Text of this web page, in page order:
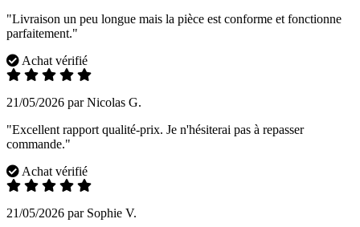
"Livraison un peu longue mais la pièce est conforme et fonctionne
parfaitement."
Achat vérifié
21/05/2026 par Nicolas G.
"Excellent rapport qualité-prix. Je n'hésiterai pas à repasser
commande."
Achat vérifié
21/05/2026 par Sophie V.